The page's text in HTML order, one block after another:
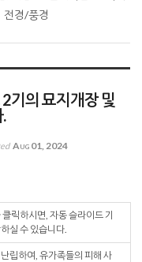
전경/풍경
기의 묘지개장 및
Aug 01, 2024
릭하시면, 자동 슬라이드 기
실 수 있습니다.
립하여, 유가족들의 피해 사